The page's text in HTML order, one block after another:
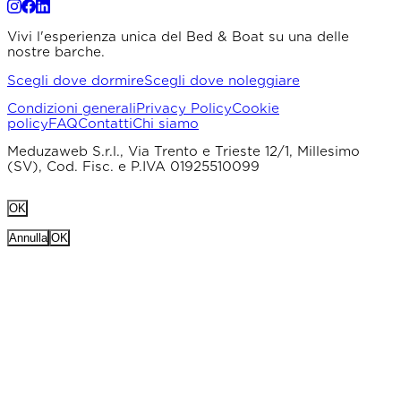
Vivi l'esperienza unica del Bed & Boat su una delle
nostre barche.
Scegli dove dormireScegli dove noleggiare
Condizioni generaliPrivacy PolicyCookie
policyFAQContattiChi siamo
Meduzaweb S.r.l., Via Trento e Trieste 12/1, Millesimo
(SV), Cod. Fisc. e P.IVA 01925510099
OK
Annulla OK